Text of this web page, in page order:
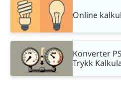
Online
Konverter
Trykk